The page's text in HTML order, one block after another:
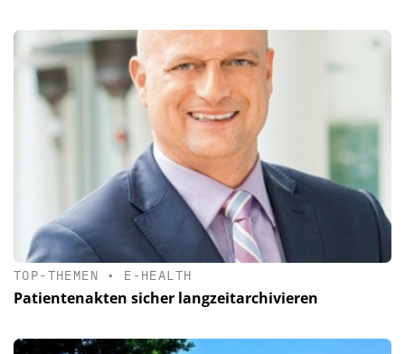
TOP-THEMEN • E-HEALTH
Patientenakten sicher langzeit­archivieren